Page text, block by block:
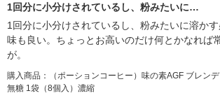
1回分に小分けされているし、粉みたいに…
1回分に小分けされているし、粉みたいに溶かす
味も良い。ちょっとお高いのだけ何とかなれば
が。
購入商品：（ポーションコーヒー）味の素AGF ブレン
無糖 1袋（8個入）濃縮